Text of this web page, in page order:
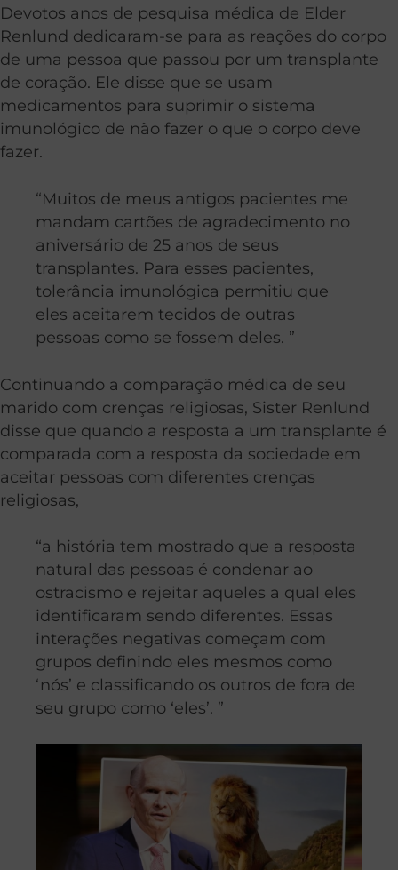
Devotos anos de pesquisa médica de Elder
Renlund dedicaram-se para as reações do corpo
de uma pessoa que passou por um transplante
de coração. Ele disse que se usam
medicamentos para suprimir o sistema
imunológico de não fazer o que o corpo deve
fazer.
“Muitos de meus antigos pacientes me
mandam cartões de agradecimento no
aniversário de 25 anos de seus
transplantes. Para esses pacientes,
tolerância imunológica permitiu que
eles aceitarem tecidos de outras
pessoas como se fossem deles. ”
Continuando a comparação médica de seu
marido com crenças religiosas, Sister Renlund
disse que quando a resposta a um transplante é
comparada com a resposta da sociedade em
aceitar pessoas com diferentes crenças
religiosas,
“a história tem mostrado que a resposta
natural das pessoas é condenar ao
ostracismo e rejeitar aqueles a qual eles
identificaram sendo diferentes. Essas
interações negativas começam com
grupos definindo eles mesmos como
‘nós’ e classificando os outros de fora de
seu grupo como ‘eles’. ”